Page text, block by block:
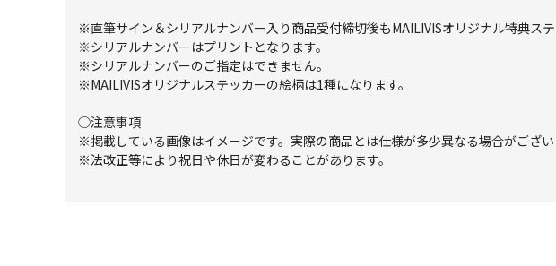
※直筆サイン＆シリアルナンバー入り商品受付締切後もMAILIVISオリジナル特典ステ
※シリアルナンバーはプリントとなります。
※シリアルナンバーのご指定はできません。
※MAILIVISオリジナルステッカーの絵柄は1種になります。
◯注意事項
※掲載している画像はイメージです。実際の商品とは仕様が多少異なる場合がござい
※法改正等により祝日や休日が変わることがあります。